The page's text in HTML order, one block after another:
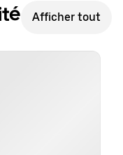
Afficher tout